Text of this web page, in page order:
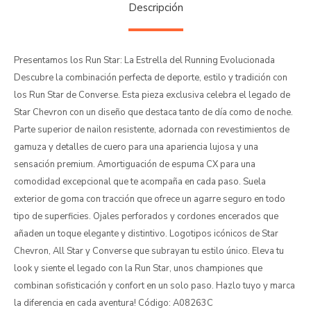
Descripción
Presentamos los Run Star: La Estrella del Running Evolucionada
Descubre la combinación perfecta de deporte, estilo y tradición con
los Run Star de Converse. Esta pieza exclusiva celebra el legado de
Star Chevron con un diseño que destaca tanto de día como de noche.
Parte superior de nailon resistente, adornada con revestimientos de
gamuza y detalles de cuero para una apariencia lujosa y una
sensación premium. Amortiguación de espuma CX para una
comodidad excepcional que te acompaña en cada paso. Suela
exterior de goma con tracción que ofrece un agarre seguro en todo
tipo de superficies. Ojales perforados y cordones encerados que
añaden un toque elegante y distintivo. Logotipos icónicos de Star
Chevron, All Star y Converse que subrayan tu estilo único. Eleva tu
look y siente el legado con la Run Star, unos championes que
combinan sofisticación y confort en un solo paso. Hazlo tuyo y marca
la diferencia en cada aventura! Código: A08263C